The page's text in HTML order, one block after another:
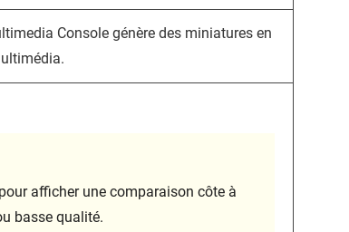
Console génère des miniatures en
pour afficher une comparaison côte à
basse qualité.